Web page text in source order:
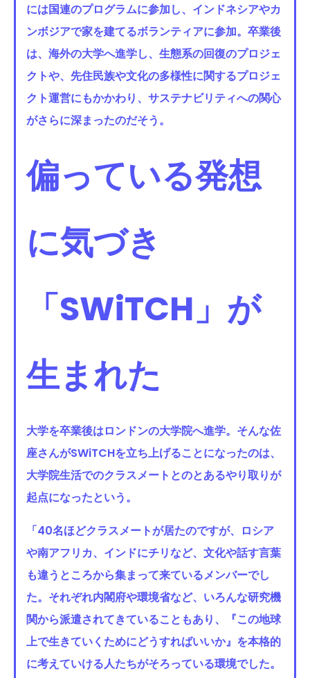
には国連のプログラムに参加し、インドネシアやカ
ンボジアで家を建てるボランティアに参加。卒業後
は、海外の大学へ進学し、生態系の回復のプロジェ
クトや、先住民族や文化の多様性に関するプロジェ
クト運営にもかかわり、サステナビリティへの関心
がさらに深まったのだそう。
偏っている発想
に気づき
「SWiTCH」が
生まれた
大学を卒業後はロンドンの大学院へ進学。そんな佐
座さんがSWiTCHを立ち上げることになったのは、
大学院生活でのクラスメートとのとあるやり取りが
起点になったという。
「40名ほどクラスメートが居たのですが、ロシア
や南アフリカ、インドにチリなど、文化や話す言葉
も違うところから集まって来ているメンバーでし
た。それぞれ内閣府や環境省など、いろんな研究機
関から派遣されてきていることもあり、『この地球
上で生きていくためにどうすればいいか』を本格的
に考えていける人たちがそろっている環境でした。